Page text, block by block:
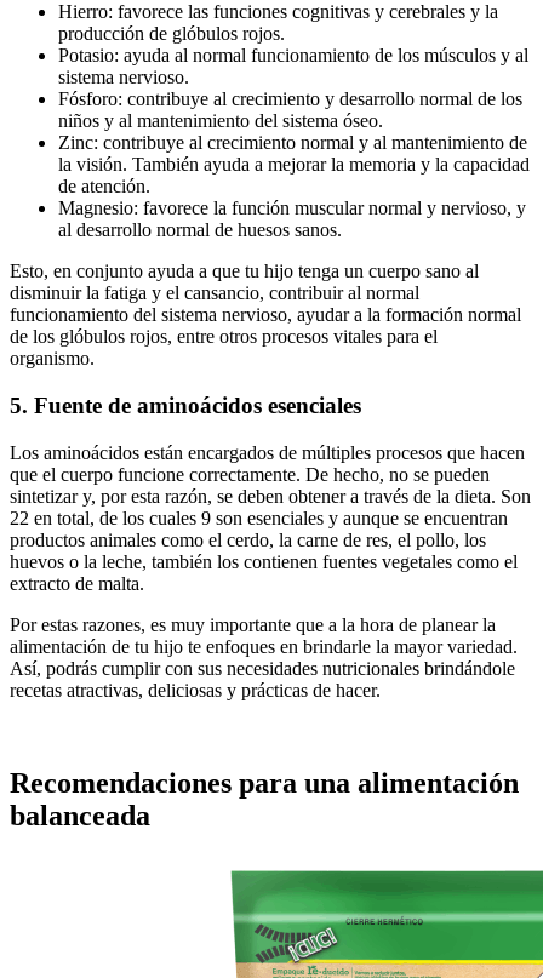
Hierro: favorece las funciones cognitivas y cerebrales y la
producción de glóbulos rojos.
Potasio: ayuda al normal funcionamiento de los músculos y al
sistema nervioso.
Fósforo: contribuye al crecimiento y desarrollo normal de los
niños y al mantenimiento del sistema óseo.
Zinc: contribuye al crecimiento normal y al mantenimiento de
la visión. También ayuda a mejorar la memoria y la capacidad
de atención.
Magnesio: favorece la función muscular normal y nervioso, y
al desarrollo normal de huesos sanos.
Esto, en conjunto ayuda a que tu hijo tenga un cuerpo sano al
disminuir la fatiga y el cansancio, contribuir al normal
funcionamiento del sistema nervioso, ayudar a la formación normal
de los glóbulos rojos, entre otros procesos vitales para el
organismo.
5. Fuente de aminoácidos esenciales
Los aminoácidos están encargados de múltiples procesos que hacen
que el cuerpo funcione correctamente. De hecho, no se pueden
sintetizar y, por esta razón, se deben obtener a través de la dieta. Son
22 en total, de los cuales 9 son esenciales y aunque se encuentran
productos animales como el cerdo, la carne de res, el pollo, los
huevos o la leche, también los contienen fuentes vegetales como el
extracto de malta.
Por estas razones, es muy importante que a la hora de planear la
alimentación de tu hijo te enfoques en brindarle la mayor variedad.
Así, podrás cumplir con sus necesidades nutricionales brindándole
recetas atractivas, deliciosas y prácticas de hacer.
Recomendaciones para una alimentación
balanceada